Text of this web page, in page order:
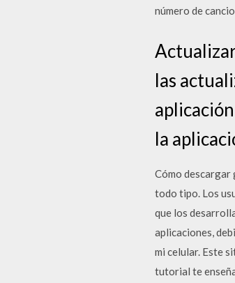
número de
las
la
Cómo descargar
todo tipo. Los
que los
aplicaciones,
mi celular. Este
tutorial te